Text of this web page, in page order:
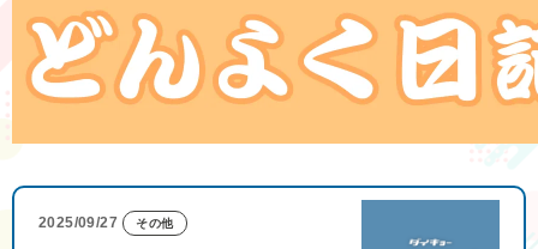
2025/09/27 その他